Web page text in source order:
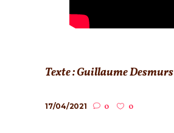
Texte : Guillaume Desmurs
17/04/2021 0 0